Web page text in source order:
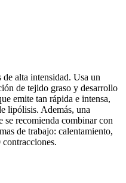
de alta intensidad. Usa un
de tejido graso y desarrollo
emite tan rápida e intensa,
lipólisis. Además, una
se recomienda combinar con
de trabajo: calentamiento,